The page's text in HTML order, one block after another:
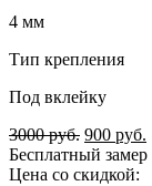
4 мм
Тип крепления
Под вклейку
3000руб. 900 руб.
Бесплатный замер
Цена со скидкой: